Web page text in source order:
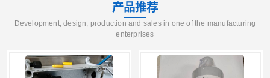
产品推荐
Development, design, production and sales in one of the manufacturing
enterprises